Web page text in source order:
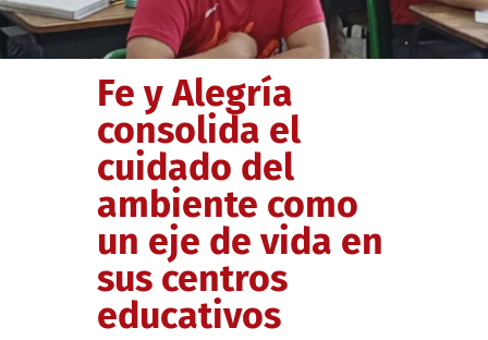
Fe y Alegría
consolida el
cuidado del
ambiente como
un eje de vida en
sus centros
educativos